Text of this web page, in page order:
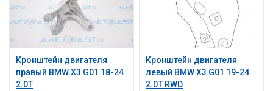
Кронштейн двигателя
правый BMW X3 G01 18-24
2.0T
Кронштейн двигателя
левый BMW X3 G01 19-24
2.0T RWD